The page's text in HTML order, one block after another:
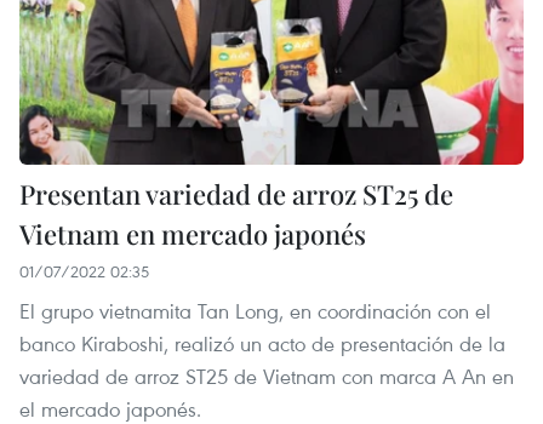
Presentan variedad de arroz ST25 de
Vietnam en mercado japonés
01/07/2022 02:35
El grupo vietnamita Tan Long, en coordinación con el
banco Kiraboshi, realizó un acto de presentación de la
variedad de arroz ST25 de Vietnam con marca A An en
el mercado japonés.